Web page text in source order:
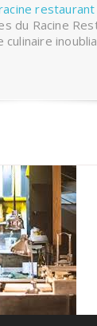
restaurant
du Racine
culinaire